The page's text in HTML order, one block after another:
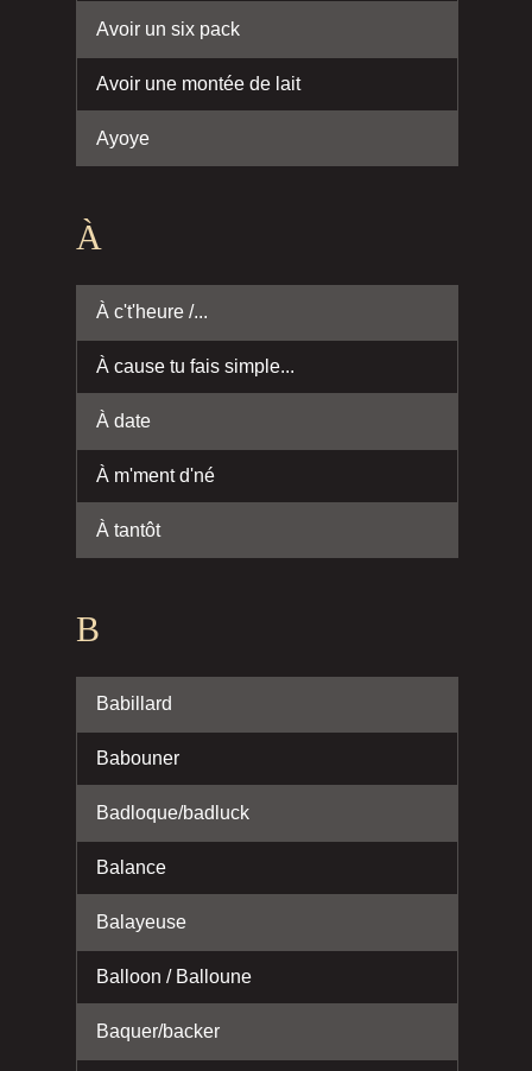
Avoir un six pack
Avoir une montée de lait
Ayoye
À
À c't'heure /...
À cause tu fais simple...
À date
À m'ment d'né
À tantôt
B
Babillard
Babouner
Badloque/badluck
Balance
Balayeuse
Balloon / Balloune
Baquer/backer